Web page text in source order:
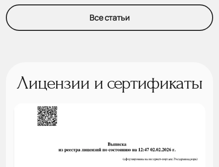
Все статьи
Лицензии и сертификаты